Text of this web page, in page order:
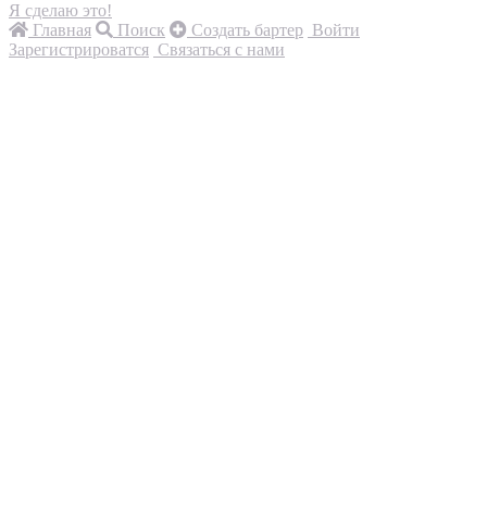
Я сделаю это!
Главная
Поиск Создать бартер Войти
Зарегистрироватся Связаться с нами